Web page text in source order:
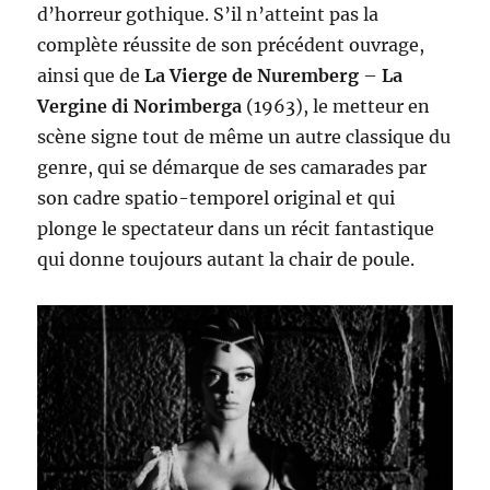
d’horreur gothique. S’il n’atteint pas la
complète réussite de son précédent ouvrage,
ainsi que deLaVierge de Nuremberg –La
Vergine di Norimberga (1963), le metteur en
scène signe tout de même un autre classique du
genre, qui se démarque de ses camarades par
son cadre spatio-temporel original et qui
plonge le spectateur dans un récit fantastique
qui donne toujours autant la chair de poule.